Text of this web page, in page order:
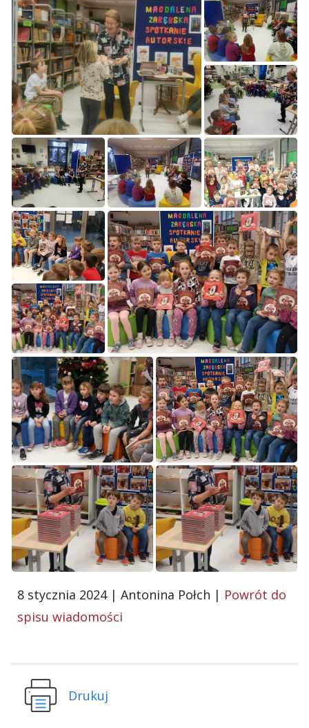
8 stycznia 2024 | Antonina Połch | Powrót do
spisu wiadomości
Drukuj